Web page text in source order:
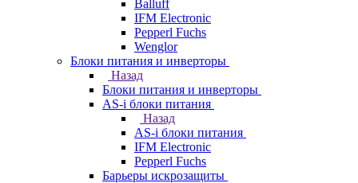
Balluff
IFM Electronic
Pepperl Fuchs
Wenglor
Блоки питания и инверторы
Назад
Блоки питания и инверторы
AS-i блоки питания
Назад
AS-i блоки питания
IFM Electronic
Pepperl Fuchs
Барьеры искрозащиты